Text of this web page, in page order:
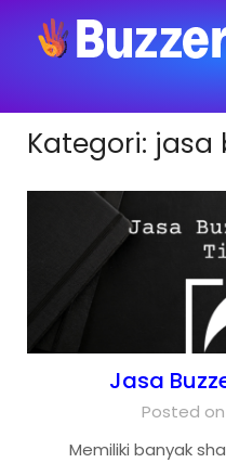
Kategori: jasa
Jasa
Posted on
Memiliki banyak